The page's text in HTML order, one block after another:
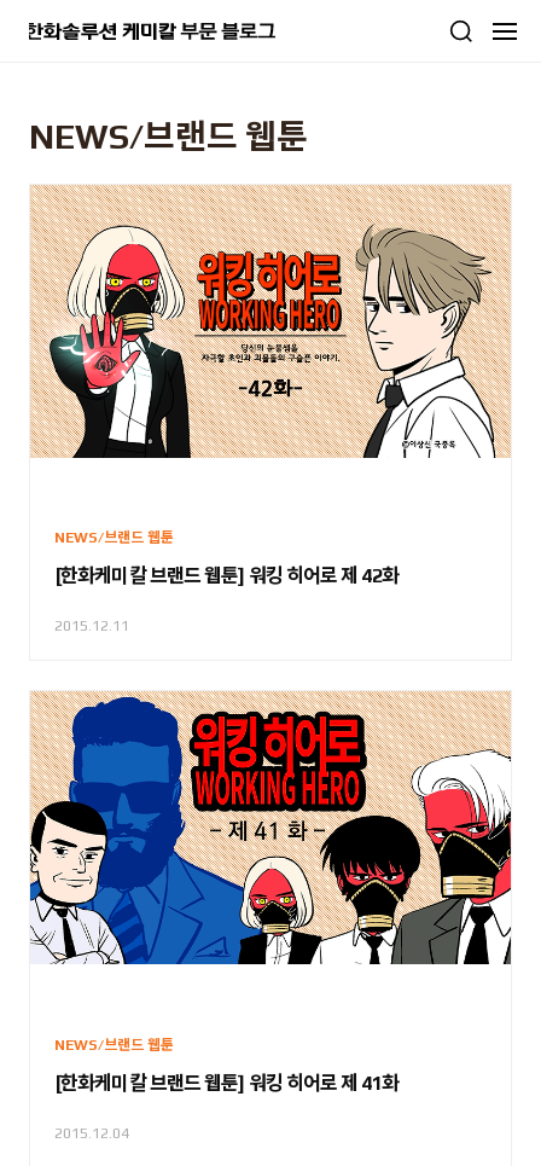
NEWS/브랜드 웹툰
NEWS/브랜드 웹툰
[한화케미칼 브랜드 웹툰] 워킹 히어로 제 42화
2015.12.11
NEWS/브랜드 웹툰
[한화케미칼 브랜드 웹툰] 워킹 히어로 제 41화
2015.12.04